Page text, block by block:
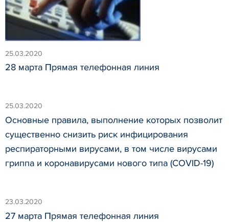
25.03.2020
28 марта Прямая телефонная линия
25.03.2020
Основные правила, выполнение которых позволит
существенно снизить риск инфицирования
респираторными вирусами, в том числе вирусами
гриппа и коронавирусами нового типа (COVID-19)
23.03.2020
27 марта Прямая телефонная линия